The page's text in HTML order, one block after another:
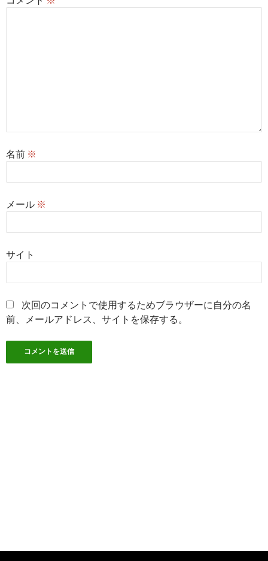
名前 ※
メール ※
サイト
次回のコメントで使用するためブラウザーに自分の名
前、メールアドレス、サイトを保存する。